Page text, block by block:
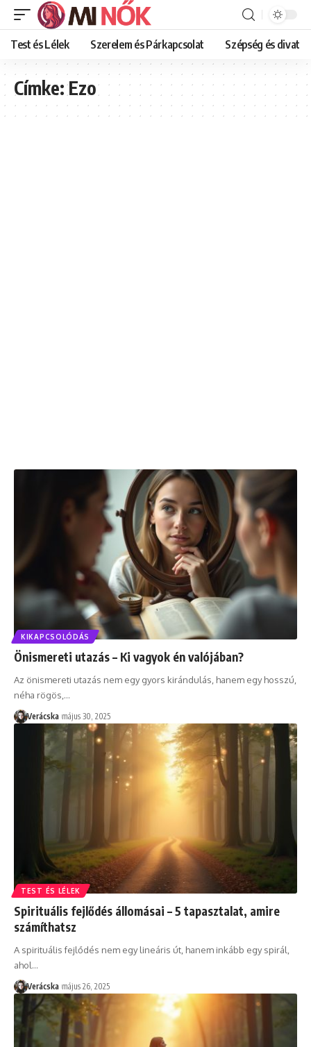
Test és Lélek Szerelem és Párkapcsolat Szépség és divat
Címke:Ezo
KIKAPCSOLÓDÁS
Önismereti utazás – Ki vagyok én valójában?
Az önismereti utazás nem egy gyors kirándulás, hanem egy hosszú,
néha rögös, …
Verácska május 30, 2025
TEST ÉS LÉLEK
Spirituális fejlődés állomásai – 5 tapasztalat, amire
számíthatsz
A spirituális fejlődés nem egy lineáris út, hanem inkább egy spirál,
ahol…
Verácska május 26, 2025